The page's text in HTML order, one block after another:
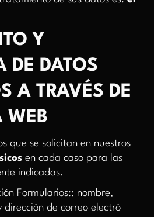
Y
DE DATOS
A TRAVÉS DE
WEB
que se solicitan en nuestros
en cada caso para las
indicadas.
Formularios:: nombre,
dirección de correo electró